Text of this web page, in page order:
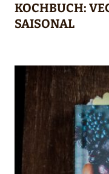
KOCHBUCH:
SAISONAL